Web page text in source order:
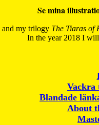
Se mina
and my trilogy The Tiaras of
In the year 2018 I
Vackra
Blandade
About